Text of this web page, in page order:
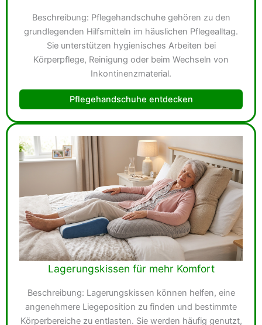
Beschreibung: Pflegehandschuhe gehören zu den
grundlegenden Hilfsmitteln im häuslichen Pflegealltag.
Sie unterstützen hygienisches Arbeiten bei
Körperpflege, Reinigung oder beim Wechseln von
Inkontinenzmaterial.
Pflegehandschuhe entdecken
Lagerungskissen für mehr Komfort
Beschreibung: Lagerungskissen können helfen, eine
angenehmere Liegeposition zu finden und bestimmte
Körperbereiche zu entlasten. Sie werden häufig genutzt,